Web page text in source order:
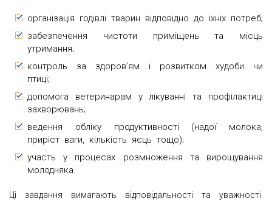
організація годівлі тварин відповідно до їхніх потреб;
забезпечення чистоти приміщень та місць
утримання;
контроль за здоров’ям і розвитком худоби чи
птиці;
допомога ветеринарам у лікуванні та профілактиці
захворювань;
ведення обліку продуктивності (надої молока,
приріст ваги, кількість яєць тощо);
участь у процесах розмноження та вирощування
молодняка.
Ці завдання вимагають відповідальності та уважності.